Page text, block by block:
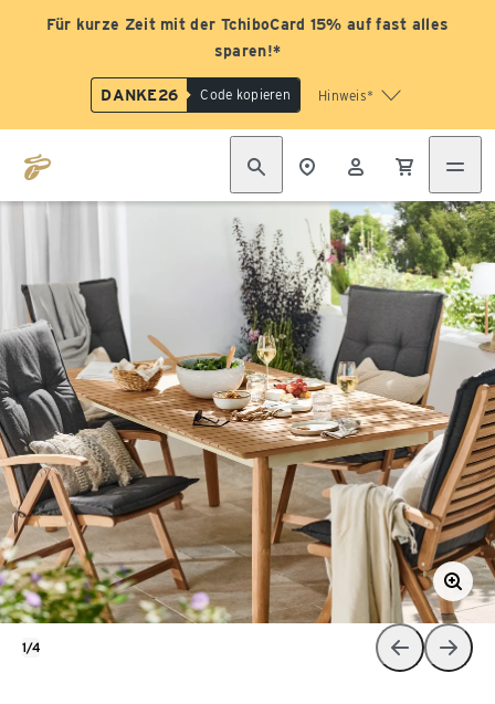
Für kurze Zeit mit der TchiboCard 15% auf fast alles
sparen!*
DANKE26 Code kopieren Hinweis*
1/4